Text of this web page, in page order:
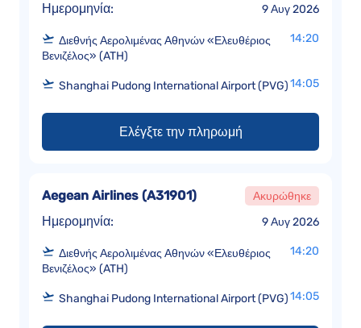
Ημερομηνία: 9 Αυγ 2026
Διεθνής Αερολιμένας Αθηνών «Ελευθέριος
Βενιζέλος» (ATH)
14:20
Shanghai Pudong International Airport (PVG)14:05
Ελέγξτε την πληρωμή
Ημερομηνία: 9 Αυγ 2026
Aegean Airlines (A31901) Ακυρώθηκε
Διεθνής Αερολιμένας Αθηνών «Ελευθέριος
Βενιζέλος» (ATH)
14:20
Shanghai Pudong International Airport (PVG)14:05